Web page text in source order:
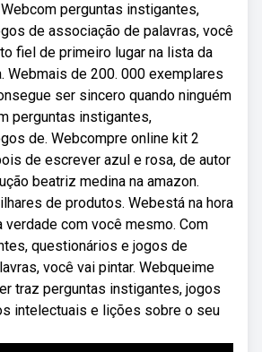
perguntas instigantes,
de associação de palavras, você
fiel de primeiro lugar na lista da
Webmais de 200. 000 exemplares
ser sincero quando ninguém
perguntas instigantes,
de. Webcompre online kit 2
de escrever azul e rosa, de autor
beatriz medina na amazon.
de produtos. Webestá na hora
com você mesmo. Com
questionários e jogos de
você vai pintar. Webqueime
traz perguntas instigantes, jogos
intelectuais e lições sobre o seu